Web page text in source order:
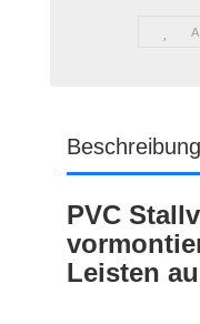
Beschreibung
PVC
Leisten